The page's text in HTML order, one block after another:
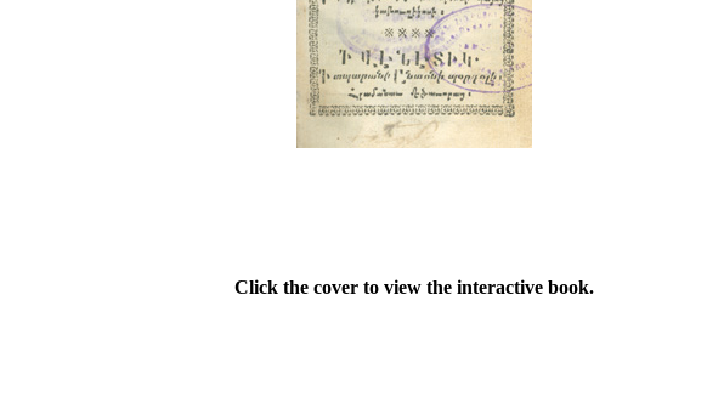
Click the cover to view the interactive book.